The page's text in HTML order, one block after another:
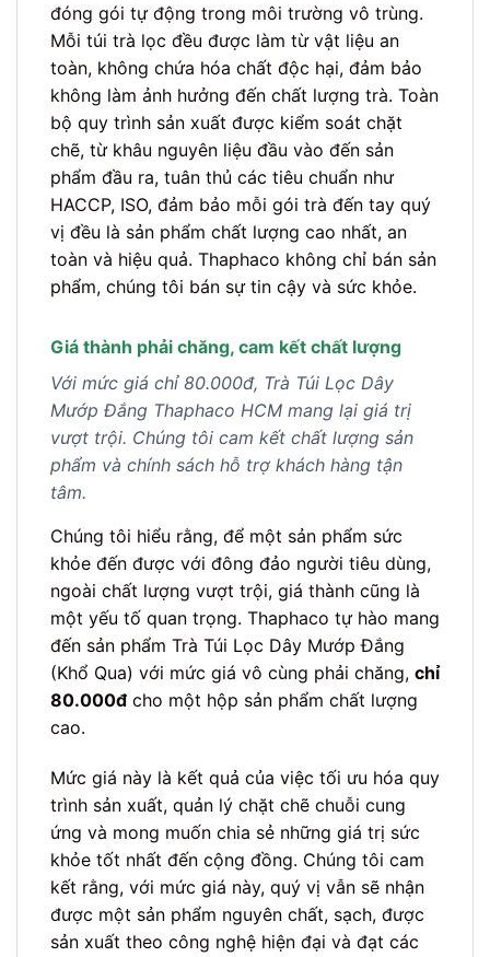
đóng gói tự động trong môi trường vô trùng.
Mỗi túi trà lọc đều được làm từ vật liệu an
toàn, không chứa hóa chất độc hại, đảm bảo
không làm ảnh hưởng đến chất lượng trà. Toàn
bộ quy trình sản xuất được kiểm soát chặt
chẽ, từ khâu nguyên liệu đầu vào đến sản
phẩm đầu ra, tuân thủ các tiêu chuẩn như
HACCP, ISO, đảm bảo mỗi gói trà đến tay quý
vị đều là sản phẩm chất lượng cao nhất, an
toàn và hiệu quả. Thaphaco không chỉ bán sản
phẩm, chúng tôi bán sự tin cậy và sức khỏe.
Giá thành phải chăng, cam kết chất lượng
Với mức giá chỉ 80.000đ, Trà Túi Lọc Dây
Mướp Đắng Thaphaco HCM mang lại giá trị
vượt trội. Chúng tôi cam kết chất lượng sản
phẩm và chính sách hỗ trợ khách hàng tận
tâm.
Chúng tôi hiểu rằng, để một sản phẩm sức
khỏe đến được với đông đảo người tiêu dùng,
ngoài chất lượng vượt trội, giá thành cũng là
một yếu tố quan trọng. Thaphaco tự hào mang
đến sản phẩm Trà Túi Lọc Dây Mướp Đắng
(Khổ Qua) với mức giá vô cùng phải chăng, chỉ
80.000đ cho một hộp sản phẩm chất lượng
cao.
Mức giá này là kết quả của việc tối ưu hóa quy
trình sản xuất, quản lý chặt chẽ chuỗi cung
ứng và mong muốn chia sẻ những giá trị sức
khỏe tốt nhất đến cộng đồng. Chúng tôi cam
kết rằng, với mức giá này, quý vị vẫn sẽ nhận
được một sản phẩm nguyên chất, sạch, được
sản xuất theo công nghệ hiện đại và đạt các